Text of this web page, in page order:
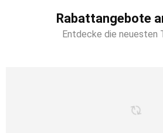
Rabattangebote
Entdecke die neuesten